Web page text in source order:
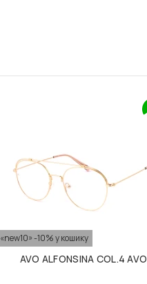
«new10» -10% у кошику
AVO ALFONSINA COL.4 AVO